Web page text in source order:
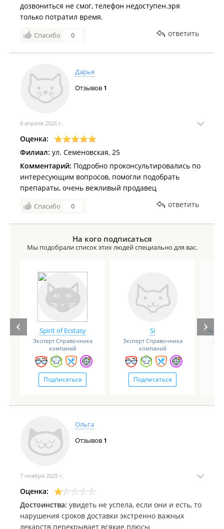
дозвониться не смог, телефон недоступен.зря
только потратил время.
Спасибо 0 ответить
Дарья
Отзывов 1
6 апреля 2026 г.
Оценка:
Филиал: ул. Семеновская, 25
Комментарий: Подробно проконсультировались по
интересующим вопросов, помогли подобрать
препараты, очень вежливый продавец
Спасибо 0 ответить
На кого подписаться
Мы подобрали список этих людей специально для вас.
Spirit of Ecstasy
Эксперт Справочника
компаний
Подписаться
Si
Эксперт Справочника
компаний
Подписаться
Ольга
Отзывов 1
7 ноября 2025 г.
Оценка:
Достоинства: увидеть не успела, если они и есть, то
нарушения сроков доставки экстренно важных
лекарств перекрывает всякие плюсы